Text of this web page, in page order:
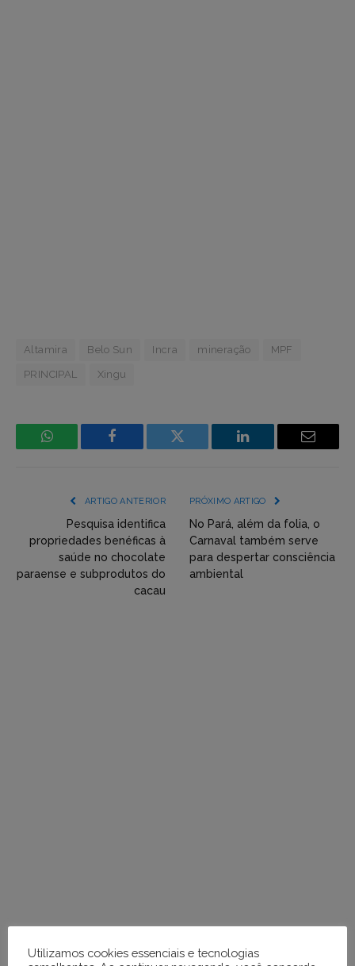
Altamira Belo Sun Incra mineração MPF
PRINCIPAL Xingu
WhatsApp Facebook
Incorpore
(YouTube,
Twitter,
etc)
LinkedIn Email
ARTIGO ANTERIOR
Pesquisa identifica
propriedades benéficas à
saúde no chocolate
paraense e subprodutos do
cacau
PRÓXIMO ARTIGO
No Pará, além da folia, o
Carnaval também serve
para despertar consciência
ambiental
Utilizamos cookies essenciais e tecnologias